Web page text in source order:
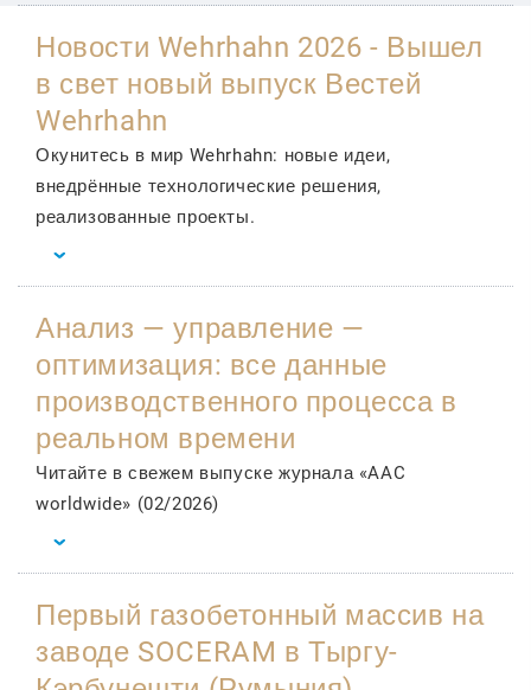
Новости Wehrhahn 2026 - Вышел
в свет новый выпуск Вестей
Wehrhahn
Окунитесь в мир Wehrhahn: новые идеи,
внедрённые технологические решения,
реализованные проекты.
Анализ — управление —
оптимизация: все данные
производственного процесса в
реальном времени
Читайте в свежем выпуске журнала «AAC
worldwide» (02/2026)
Первый газобетонный массив на
заводе SOCERAM в Тыргу-